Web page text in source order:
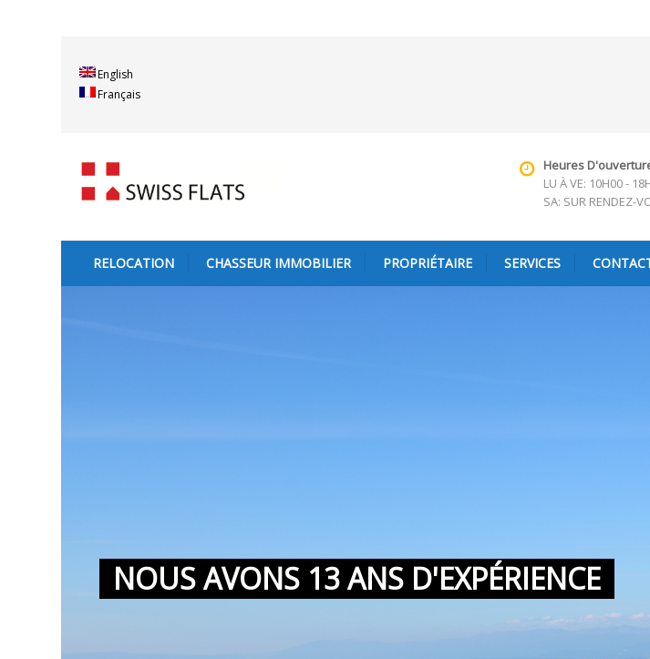
English
Français
Heures
LU À VE: 10H00 -
SA: SUR RENDEZ-
RELOCATION CHASSEUR IMMOBILIER PROPRIÉTAIRE SERVICES
NOUS AVONS 13 ANS D'EXPÉRIENCE